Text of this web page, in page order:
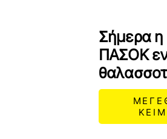
Σήμερα η
ΠΑΣΟΚ